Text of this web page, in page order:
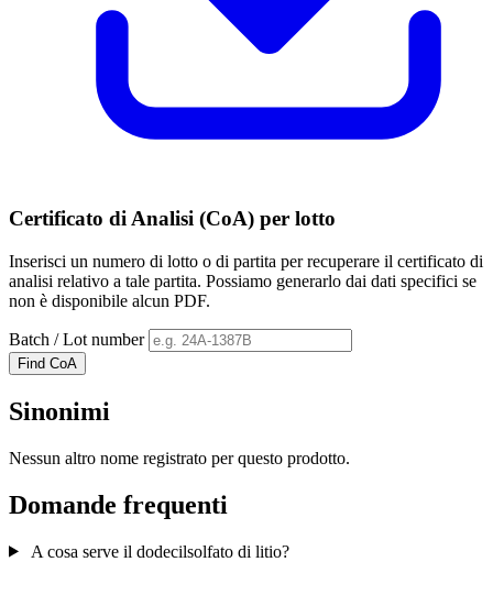
Certificato di Analisi (CoA) per lotto
Inserisci un numero di lotto o di partita per recuperare il certificato di
analisi relativo a tale partita. Possiamo generarlo dai dati specifici se
non è disponibile alcun PDF.
Batch / Lot number
Find CoA
Sinonimi
Nessun altro nome registrato per questo prodotto.
Domande frequenti
A cosa serve il dodecilsolfato di litio?